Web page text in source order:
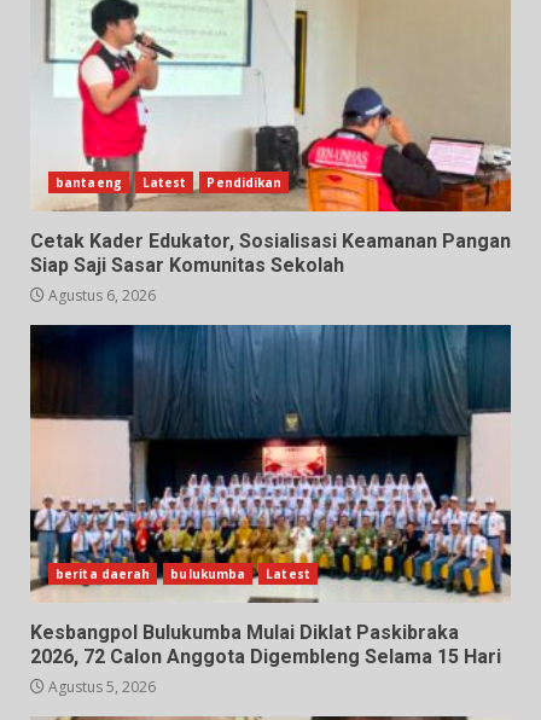
bantaeng Latest Pendidikan
Cetak Kader Edukator, Sosialisasi Keamanan Pangan
Siap Saji Sasar Komunitas Sekolah
Agustus 6, 2026
berita daerah bulukumba Latest
Kesbangpol Bulukumba Mulai Diklat Paskibraka
2026, 72 Calon Anggota Digembleng Selama 15 Hari
Agustus 5, 2026